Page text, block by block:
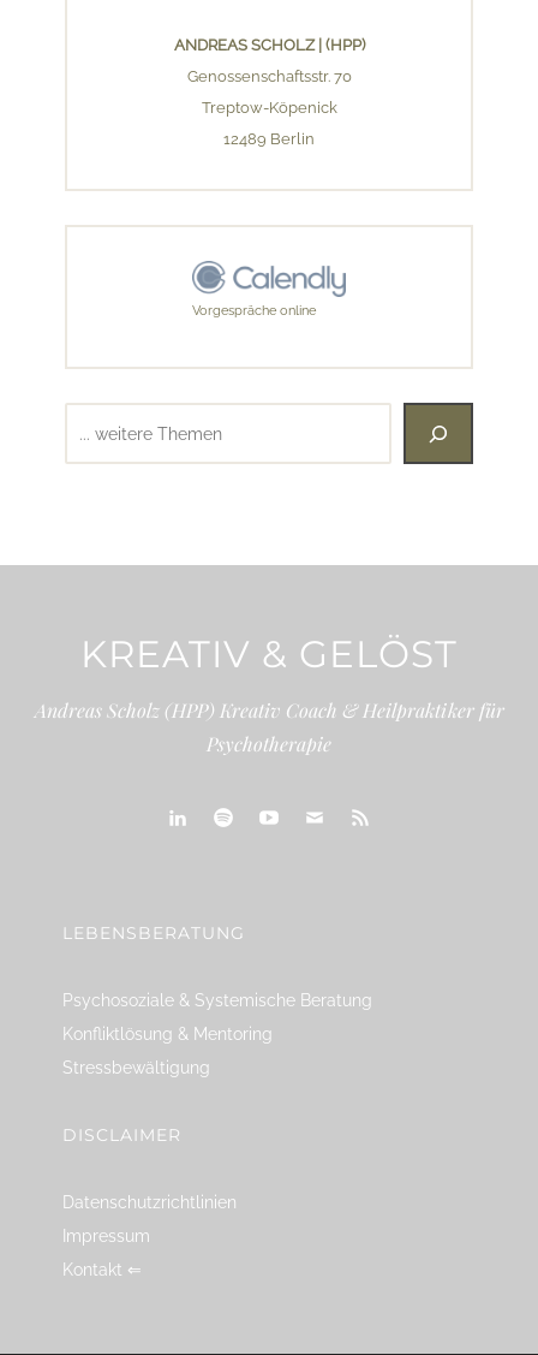
ANDREAS SCHOLZ | (HPP)
Genossenschaftsstr. 70
Treptow-Köpenick
12489 Berlin
Vorgespräche online
KREATIV & GELÖST
Andreas Scholz (HPP) Kreativ Coach & Heilpraktiker für
Psychotherapie
LEBENSBERATUNG
Psychosoziale & Systemische Beratung
Konfliktlösung & Mentoring
Stressbewältigung
DISCLAIMER
Datenschutzrichtlinien
Impressum
Kontakt ⇐